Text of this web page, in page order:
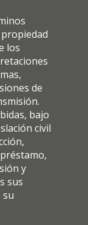
los
de
bajo
civil
y
sus
su